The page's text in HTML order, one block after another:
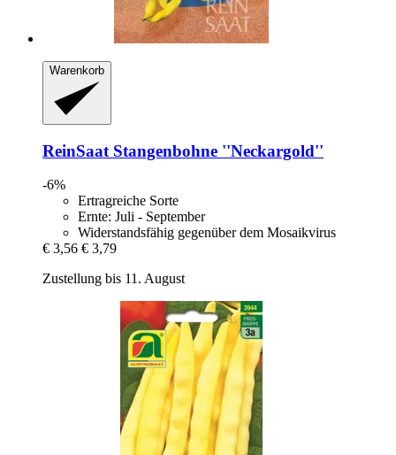
Warenkorb
ReinSaat Stangenbohne ''Neckargold''
-6%
Ertragreiche Sorte
Ernte: Juli - September
Widerstandsfähig gegenüber dem Mosaikvirus
€ 3,56 € 3,79
Zustellung bis 11. August